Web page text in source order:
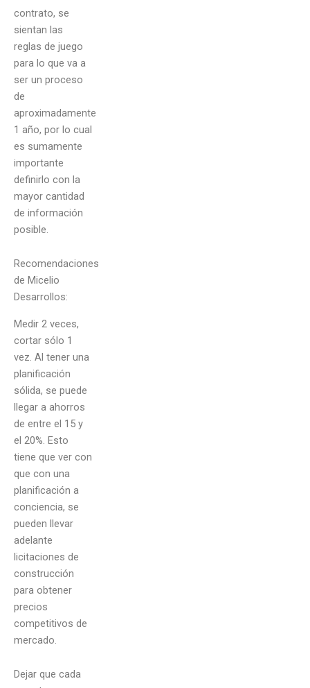
contrato, se
sientan las
reglas de juego
para lo que va a
ser un proceso
de
aproximadamente
1 año, por lo cual
es sumamente
importante
definirlo con la
mayor cantidad
de información
posible.
Recomendaciones
de Micelio
Desarrollos:
Medir 2 veces,
cortar sólo 1
vez. Al tener una
planificación
sólida, se puede
llegar a ahorros
de entre el 15 y
el 20%. Esto
tiene que ver con
que con una
planificación a
conciencia, se
pueden llevar
adelante
licitaciones de
construcción
para obtener
precios
competitivos de
mercado.
Dejar que cada